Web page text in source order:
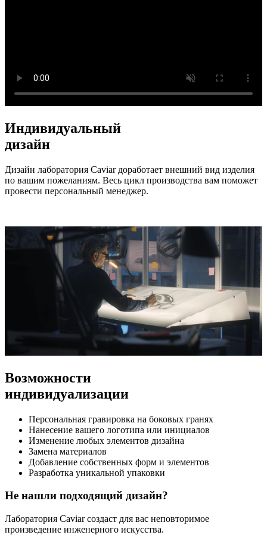
Индивидуальный
дизайн
Дизайн лаборатория Caviar доработает внешний вид изделия
по вашим пожеланиям. Весь цикл производства вам поможет
провести персональный менеджер.
Возможности
индивидуализации
Персональная гравировка на боковых гранях
Нанесение вашего логотипа или инициалов
Изменение любых элементов дизайна
Замена материалов
Добавление собственных форм и элементов
Разработка уникальной упаковки
Не нашли подходящий дизайн?
Лаборатория Caviar создаст для вас неповторимое
произведение инженерного искусства.